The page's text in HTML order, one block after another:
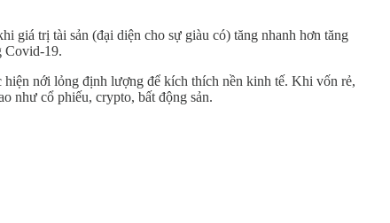
giá trị tài sản (đại diện cho sự giàu có) tăng nhanh hơn tăng
Covid-19.
hiện nới lỏng định lượng để kích thích nền kinh tế. Khi vốn rẻ,
như cổ phiếu, crypto, bất động sản.